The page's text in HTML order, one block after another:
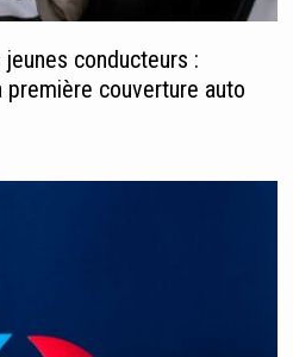
conducteurs :
couverture auto